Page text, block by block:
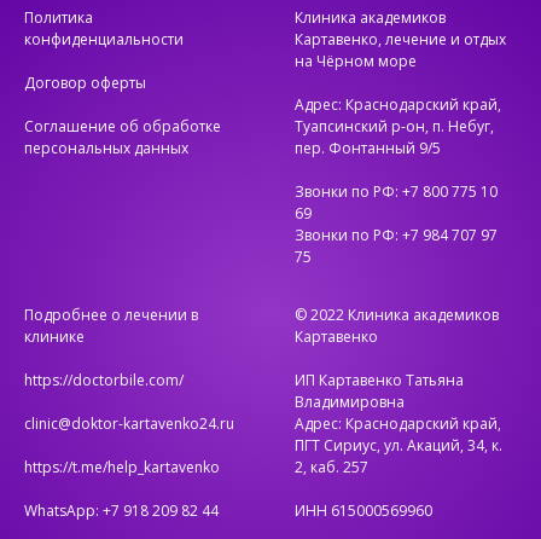
«Я и раньше вела активный образ жизни, но
теперь иногда вообще забываю об усталости.»
«Упражнения воздействую на те участки
организма, до которых сложно добраться
другими методами.»
Политика
конфиденциальности
Договор оферты
Соглашение об обработке
персональных данных
Клиника академиков
Картавенко, лечение и отдых
на Чёрном море
Адрес: Краснодарский край,
Туапсинский р-он, п. Небуг,
пер. Фонтанный 9/5
Звонки по РФ: +7 800 775 10
69
Звонки по РФ: +7 984 707 97
75
Подробнее о лечении в
клинике
https://doctorbile.com/
clinic@doktor-kartavenko24.ru
https://t.me/help_kartavenko
WhatsApp: +7 918 209 82 44
© 2022 Клиника академиков
Картавенко
ИП Картавенко Татьяна
Владимировна
Адрес: Краснодарский край,
ПГТ Сириус, ул. Акаций, 34, к.
2, каб. 257
ИНН 615000569960